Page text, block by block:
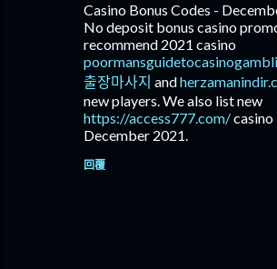
Casino Bonus Codes -
No deposit bonus casino
recommend 2021 casino
출장마사지 and
new players. We also list new
https://access777.com/casino
December 2021.
回覆